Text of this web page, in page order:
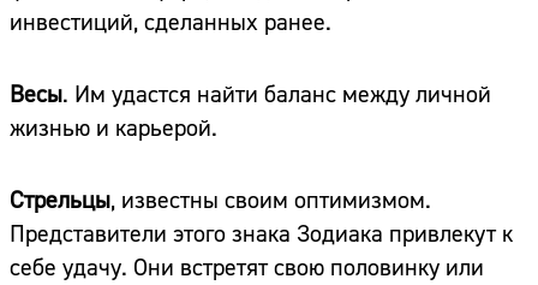
инвестиций, сделанных ранее.
Весы. Им удастся найти баланс между личной
жизнью и карьерой.
Стрельцы, известны своим оптимизмом.
Представители этого знака Зодиака привлекут к
себе удачу. Они встретят свою половинку или